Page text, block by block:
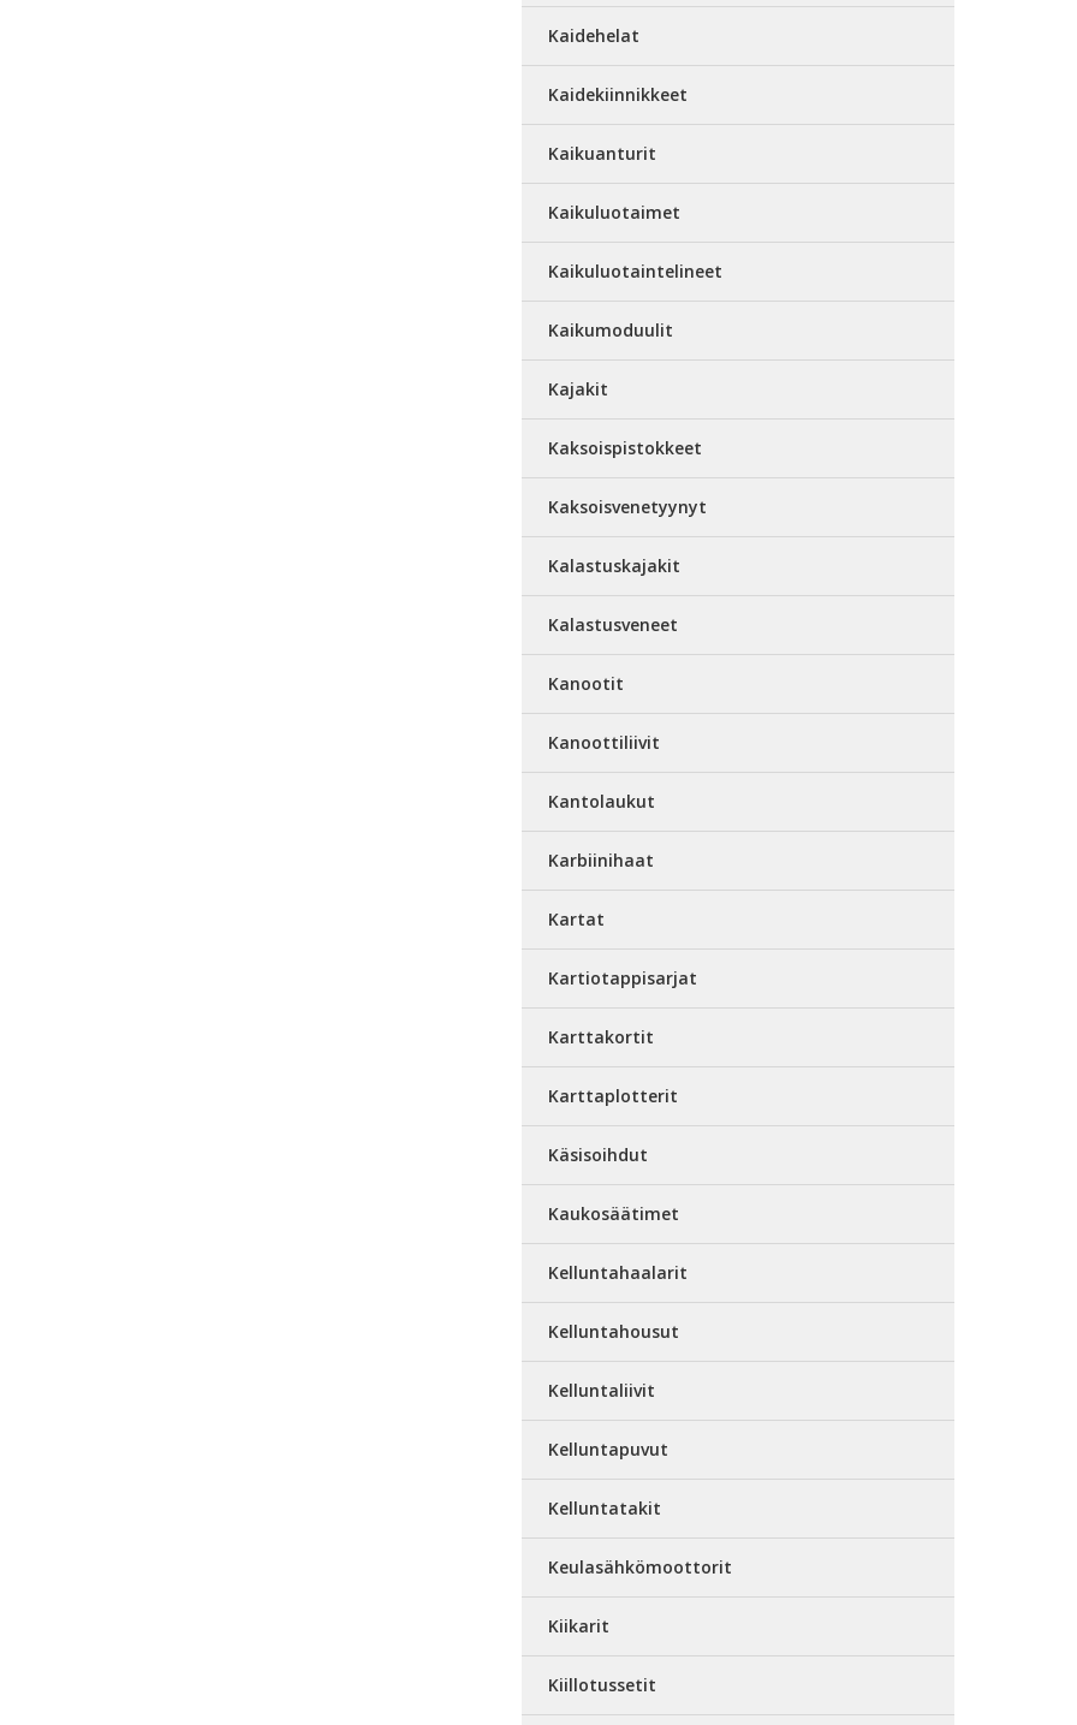
Kaidehelat
Kaidekiinnikkeet
Kaikuanturit
Kaikuluotaimet
Kaikuluotaintelineet
Kaikumoduulit
Kajakit
Kaksoispistokkeet
Kaksoisvenetyynyt
Kalastuskajakit
Kalastusveneet
Kanootit
Kanoottiliivit
Kantolaukut
Karbiinihaat
Kartat
Kartiotappisarjat
Karttakortit
Karttaplotterit
Käsisoihdut
Kaukosäätimet
Kelluntahaalarit
Kelluntahousut
Kelluntaliivit
Kelluntapuvut
Kelluntatakit
Keulasähkömoottorit
Kiikarit
Kiillotussetit